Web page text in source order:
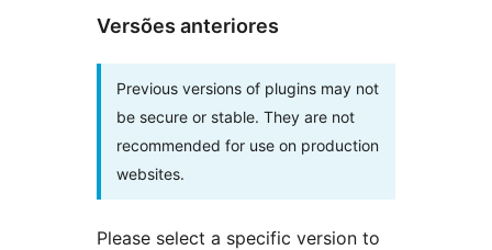
Versões anteriores
Previous versions of plugins may not
be secure or stable. They are not
recommended for use on production
websites.
Please select a specific version to